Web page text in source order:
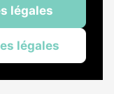
légales
légales